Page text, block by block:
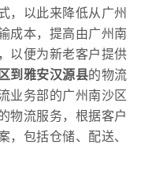
，以此来降低从广州
成本，提高由广州南
以便为新老客户提供
到雅安汉源县的物流
业务部的广州南沙区
物流服务，根据客户
，包括仓储、配送、